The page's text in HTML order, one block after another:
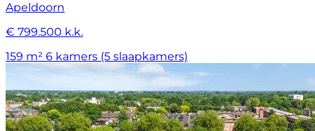
Apeldoorn
€ 799.500 k.k.
159 m² 6 kamers (5 slaapkamers)